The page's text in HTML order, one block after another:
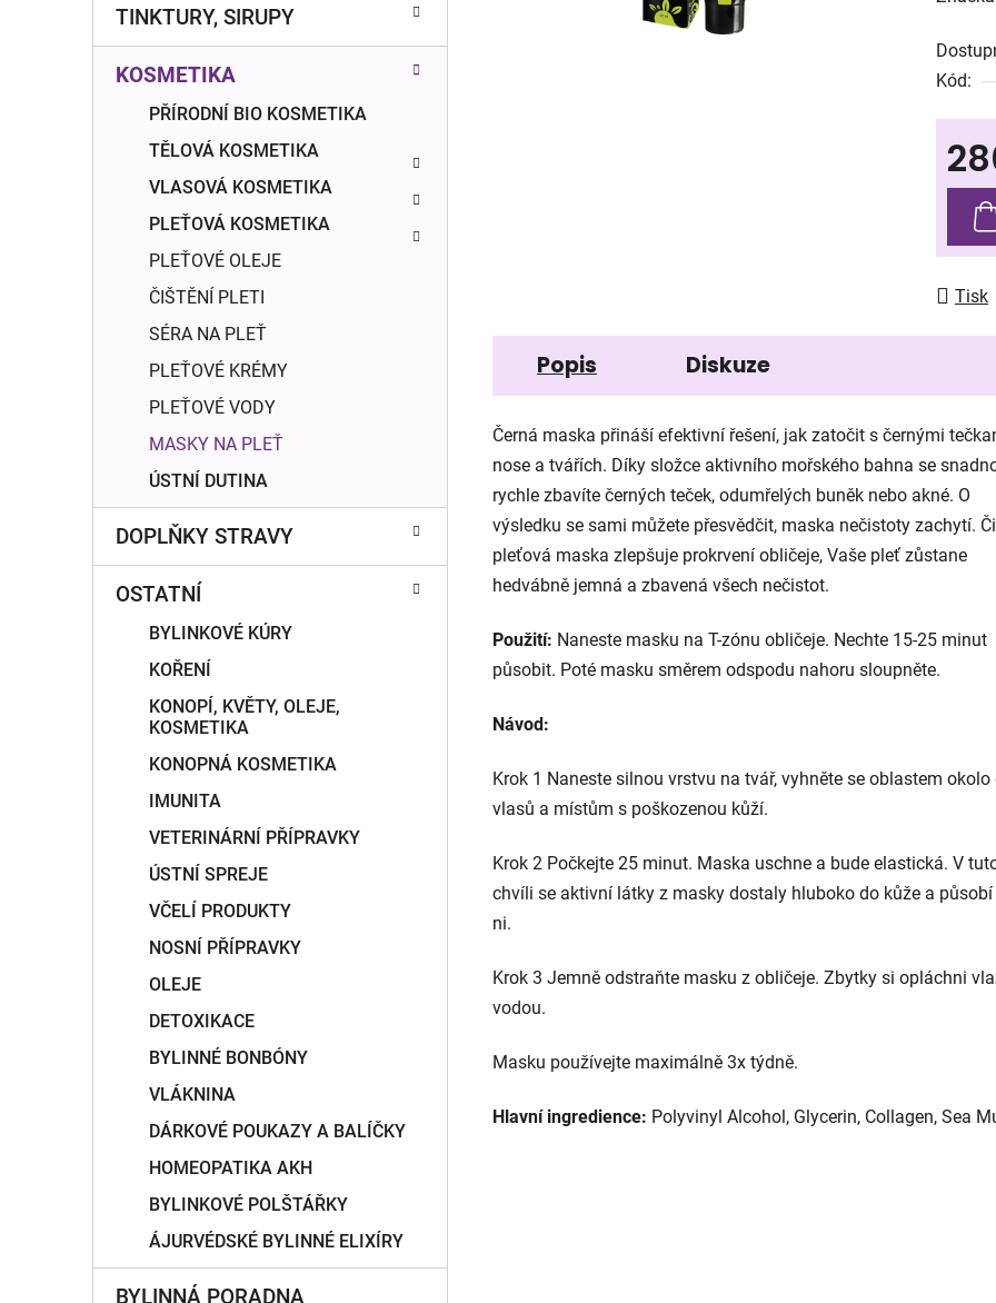
TINKTURY, SIRUPY
KOSMETIKA
PŘÍRODNÍ BIO KOSMETIKA
TĚLOVÁ KOSMETIKA
VLASOVÁ KOSMETIKA
PLEŤOVÁ KOSMETIKA
PLEŤOVÉ OLEJE
ČIŠTĚNÍ PLETI
SÉRA NA PLEŤ
PLEŤOVÉ KRÉMY
PLEŤOVÉ VODY
MASKY NA PLEŤ
ÚSTNÍ DUTINA
DOPLŇKY STRAVY
OSTATNÍ
BYLINKOVÉ KÚRY
KOŘENÍ
KONOPÍ, KVĚTY, OLEJE,
KOSMETIKA
KONOPNÁ KOSMETIKA
IMUNITA
VETERINÁRNÍ PŘÍPRAVKY
ÚSTNÍ SPREJE
VČELÍ PRODUKTY
NOSNÍ PŘÍPRAVKY
OLEJE
DETOXIKACE
BYLINNÉ BONBÓNY
VLÁKNINA
DÁRKOVÉ POUKAZY A BALÍČKY
HOMEOPATIKA AKH
BYLINKOVÉ POLŠTÁŘKY
ÁJURVÉDSKÉ BYLINNÉ ELIXÍRY
BYLINNÁ PORADNA
je
0,0
z
Kód:
Tisk
Popis Diskuze
Černá maska přináší efektivní řešení, jak zatočit s černými
nose a tvářích. Díky složce aktivního mořského bahna se
rychle zbavíte černých teček, odumřelých buněk nebo akné. O
výsledku se sami můžete přesvědčit, maska nečistoty zachytí.
pleťová maska zlepšuje prokrvení obličeje, Vaše pleť zůstane
hedvábně jemná a zbavená všech nečistot.
Použití: Naneste masku na T-zónu obličeje. Nechte 15-25 minut
působit. Poté masku směrem odspodu nahoru sloupněte.
Návod:
Krok 1 Naneste silnou vrstvu na tvář, vyhněte se oblastem okolo
vlasů a místům s poškozenou kůží.
Krok 2 Počkejte 25 minut. Maska uschne a bude elastická. V
chvíli se aktivní látky z masky dostaly hluboko do kůže a
ni.
Krok 3 Jemně odstraňte masku z obličeje. Zbytky si opláchni
vodou.
Masku používejte maximálně 3x týdně.
Hlavní ingredience: Polyvinyl Alcohol, Glycerin, Collagen, Sea